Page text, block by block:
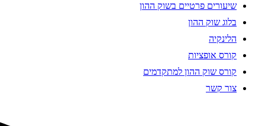
שיעורים פרטיים בשוק ההון
בלוג שוק ההון
הלינקיה
קורס אופציות
קורס שוק ההון למתקדמים
צור קשר